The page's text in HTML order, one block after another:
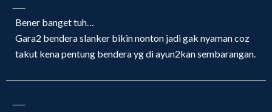
Bener banget tuh…
Gara2 bendera slanker bikin nonton jadi gak nyaman coz
takut kena pentung bendera yg di ayun2kan sembarangan.